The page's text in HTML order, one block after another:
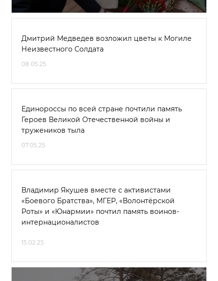
Дмитрий Медведев возложил цветы к Могиле
Неизвестного Солдата
08.05.25
Единороссы по всей стране почтили память
Героев Великой Отечественной войны и
тружеников тыла
07.05.25
Владимир Якушев вместе с активистами
«Боевого Братства», МГЕР, «Волонтёрской
Роты» и «Юнармии» почтил память воинов-
интернационалистов
15.02.25